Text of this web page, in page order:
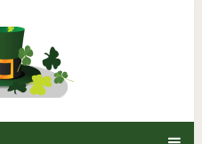
10 Секретов кофе в